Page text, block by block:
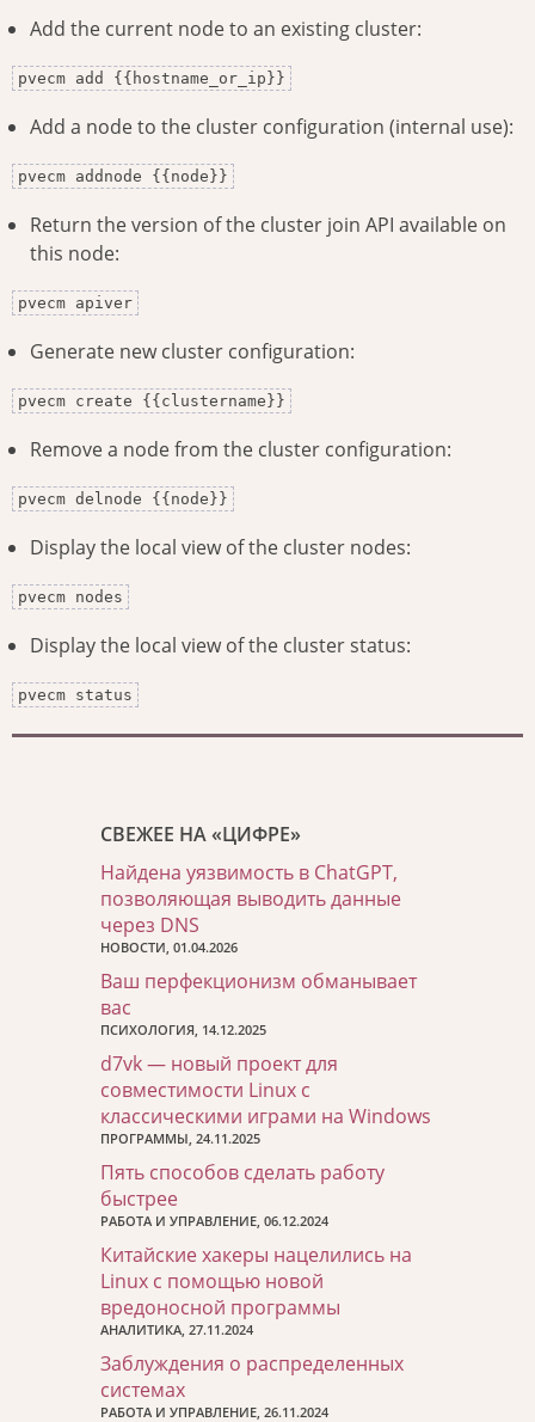
Add the current node to an existing cluster:
pvecm add {{hostname_or_ip}}
Add a node to the cluster configuration (internal use):
pvecm addnode {{node}}
Return the version of the cluster join API available on
this node:
pvecm apiver
Generate new cluster configuration:
pvecm create {{clustername}}
Remove a node from the cluster configuration:
pvecm delnode {{node}}
Display the local view of the cluster nodes:
pvecm nodes
Display the local view of the cluster status:
pvecm status
СВЕЖЕЕ НА «ЦИФРЕ»
Найдена уязвимость в ChatGPT,
позволяющая выводить данные
через DNS
НОВОСТИ, 01.04.2026
Ваш перфекционизм обманывает
вас
ПСИХОЛОГИЯ, 14.12.2025
d7vk — новый проект для
совместимости Linux с
классическими играми на Windows
ПРОГРАММЫ, 24.11.2025
Пять способов сделать работу
быстрее
РАБОТА И УПРАВЛЕНИЕ, 06.12.2024
Китайские хакеры нацелились на
Linux с помощью новой
вредоносной программы
АНАЛИТИКА, 27.11.2024
Заблуждения о распределенных
системах
РАБОТА И УПРАВЛЕНИЕ, 26.11.2024